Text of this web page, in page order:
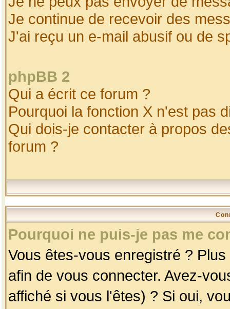
Je continue de recevoir des
J'ai reçu un e-mail abusif ou de
phpBB 2
Qui a écrit ce forum ?
Pourquoi la fonction X n'est pas
Qui dois-je contacter à propos
forum ?
Pourquoi ne puis-je pas me
Vous êtes-vous enregistré ?
afin de vous connecter. Avez-
affiché si vous l'êtes) ? Si oui,